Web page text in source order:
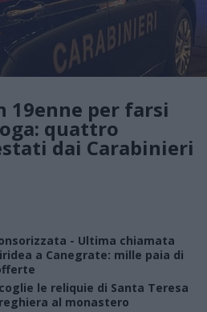
19enne per farsi
quattro
dai Carabinieri
- Ultima chiamata
a Canegrate: mille paia di
le reliquie di Santa Teresa
al monastero